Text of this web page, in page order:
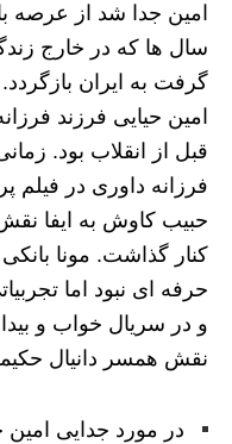
امین جدا شد از عرصه
سال ها که در خارج
گرفت به ایران
امین حیایی فرزند
قبل از انقلاب بود.
فرزانه داوری در فیلم
حبیب کاوش به ایفا نقش
کنار گذاشت. مونا بانکی
حرفه ای نبود اما
و در سریال خواب و
نقش همسر دانیال
در مورد جدایی